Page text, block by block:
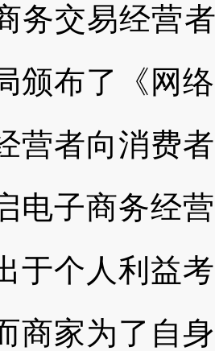
务交易经营
颁布了《网
营者向消费
电子商务经
于个人利益
商家为了自